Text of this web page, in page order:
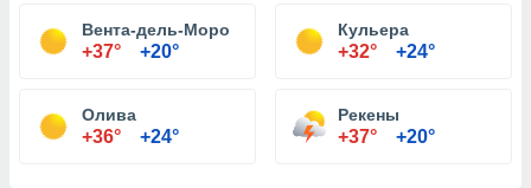
Вента-дель-Моро
+37° +20°
Кульера
+32° +24°
Олива
+36° +24°
Рекены
+37° +20°